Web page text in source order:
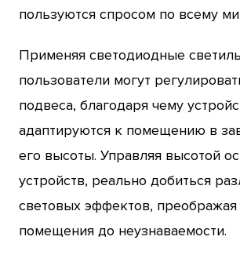
пользуются спросом по всему
Применяя светодиодные
пользователи могут
подвеса, благодаря чему
адаптируются к помещению в
его высоты. Управляя высотой
устройств, реально добиться
световых эффектов, преображая
помещения до неузнаваемости.